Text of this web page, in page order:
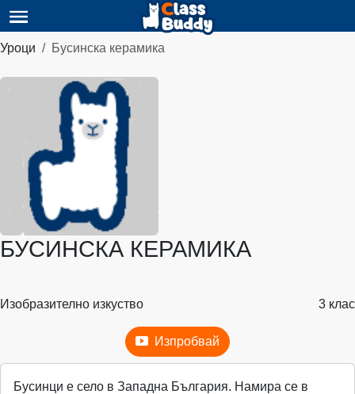
Уроци Бусинска керамика
БУСИНСКА КЕРАМИКА
Изобразително изкуство 3 клас
Изпробвай
Бусинци е село в Западна България. Намира се в